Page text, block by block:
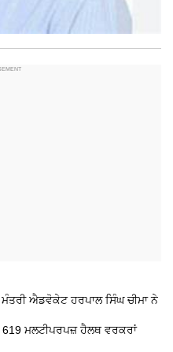
ਮੰਤਰੀ ਐਡਵੋਕੇਟ ਹਰਪਾਲ ਸਿੰਘ ਚੀਮਾ ਨੇ
619 ਮਲਟੀਪਰਪਜ਼ ਹੈਲਥ ਵਰਕਰਾਂ